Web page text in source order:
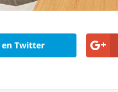
Twitter